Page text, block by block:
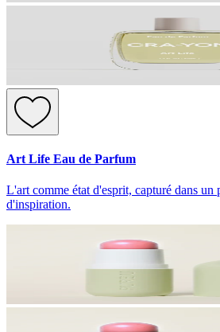
Art Life Eau de Parfum
L'art comme état d'esprit, capturé dans un
d'inspiration.